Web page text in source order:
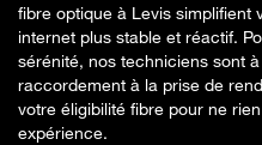
fibre optique à Levis simplifient
internet plus stable et réactif.
sérénité, nos techniciens sont
raccordement à la prise de
votre éligibilité fibre pour ne
expérience.